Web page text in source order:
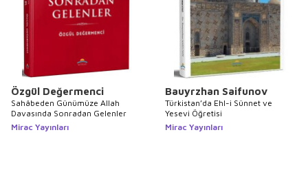
Özgül Değermenci
Sahâbeden Günümüze Allah
Davasında Sonradan Gelenler
Mirac Yayınları
Bauyrzhan Saifunov
Türkistan’da Ehl-i Sünnet ve
Yesevi Öğretisi
Mirac Yayınları